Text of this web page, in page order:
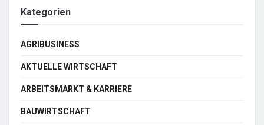
Kategorien
AGRIBUSINESS
AKTUELLE WIRTSCHAFT
ARBEITSMARKT & KARRIERE
BAUWIRTSCHAFT